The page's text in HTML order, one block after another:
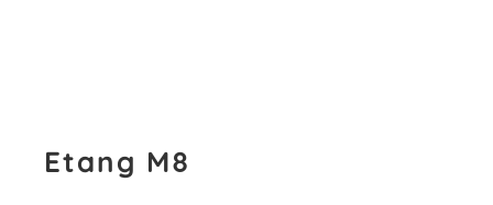
Etang M8